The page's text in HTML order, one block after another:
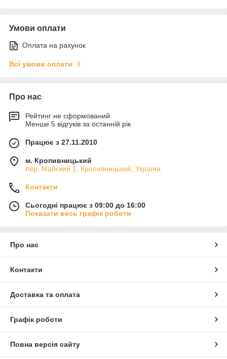
Умови оплати
Оплата на рахунок
Всі умови оплати
Про нас
Рейтинг не сформований
Менше 5 відгуків за останній рік
Працює з 27.11.2010
м. Кропивницький
пер. Майский 1, Кропивницький, Україна
Контакти
Сьогодні працює з 09:00 до 16:00
Показати весь графік роботи
Про нас
Контакти
Доставка та оплата
Графік роботи
Повна версія сайту